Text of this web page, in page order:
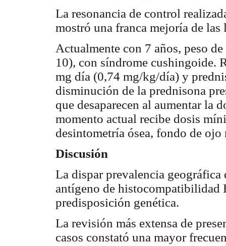
La resonancia de control
mostró una franca mejoría de las
Actualmente con 7 años, peso
10), con síndrome cushingoide.
mg día (0,74 mg/kg/día) y
disminución de la prednisona
que desaparecen al aumentar la
momento actual recibe dosis
desintometría ósea, fondo de ojo
Discusión
La dispar prevalencia
antígeno de
predisposición genética.
La revisión más extensa de
casos constató una mayor